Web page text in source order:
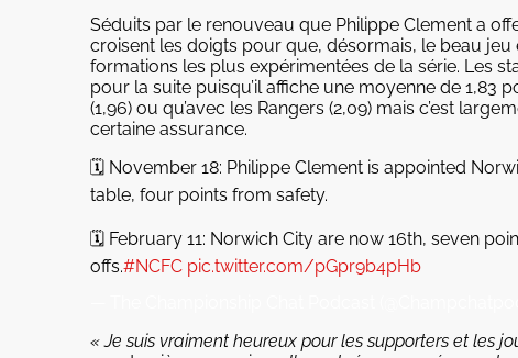
Séduits par le renouveau que Philippe Clement a
croisent les doigts pour que, désormais, le beau
formations les plus expérimentées de la série. Les
pour la suite puisqu’il affiche une moyenne de 1,83
(1,96) ou qu’avec les Rangers (2,09) mais c’est
certaine assurance.
🗓️ November 18: Philippe Clement is appointed
table, four points from safety.
🗓️ February 11: Norwich City are now 16th, seven
offs.#NCFC pic.twitter.com/pGpr9b4pHb
« Je suis vraiment heureux pour les supporters et les